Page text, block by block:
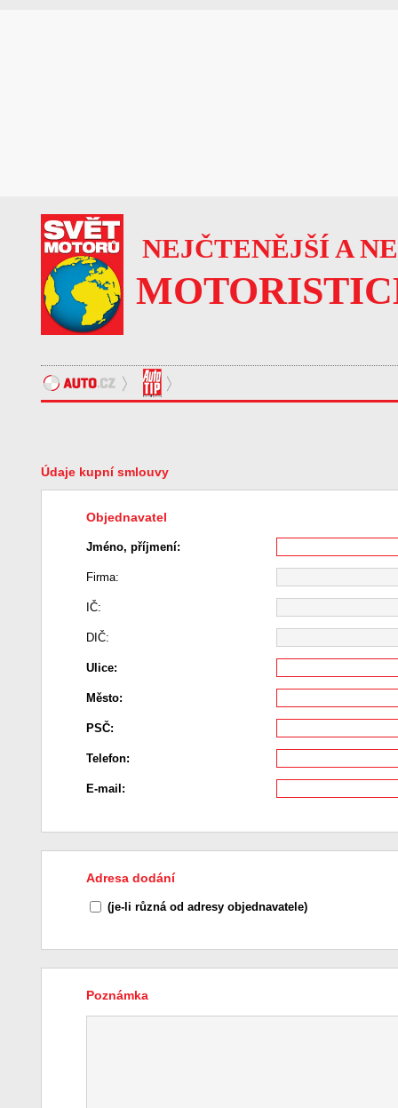
NEJČTENĚJŠÍ A
Údaje kupní smlouvy
Objednavatel
Jméno, příjmení:
Firma:
IČ:
DIČ:
Ulice:
Město:
PSČ:
Telefon:
E-mail:
Adresa dodání
(je-li různá od adresy objednavatele)
Poznámka